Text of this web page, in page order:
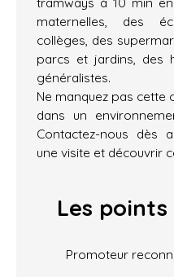
maternelles, des
collèges, des
parcs et jardins, des
généralistes.
Ne manquez pas cette
dans un
Contactez-nous dès
une visite et découvrir
Les
Promoteur